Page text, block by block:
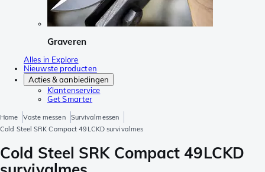
Graveren
Alles in Explore
Nieuwste producten
Acties & aanbiedingen
Klantenservice
Get Smarter
Home Vaste messen
Survivalmessen
Cold Steel SRK Compact 49LCKD survivalmes
Cold Steel SRK Compact 49LCKD